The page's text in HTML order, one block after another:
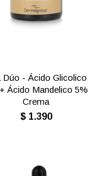
Dúo - Ácido Glicolico
Ácido Mandelico 5%
Crema
$ 1.390